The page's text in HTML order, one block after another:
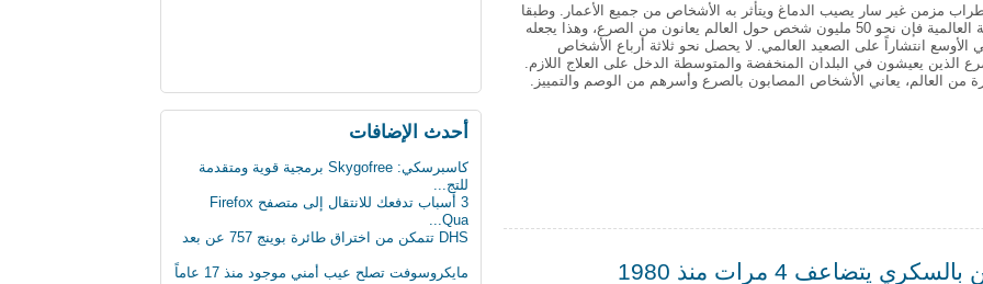
مزمن غير سار يصيب الدماغ ويتأثر به الأشخاص من جميع الأعمار. وطبقا
لمنظمة الصحة العالمية فإن نحو 50 مليون شخص حول العالم يعانون من الصرع، وهذا يجعله
انتشاراً على الصعيد العالمي. لا يحصل نحو ثلاثة أرباع الأشخاص
الذين يعيشون في البلدان المنخفضة والمتوسطة الدخل على العلاج اللازم.
من العالم، يعاني الأشخاص المصابون بالصرع وأسرهم من الوصم والتمييز.
يتضاعف 4 مرات منذ 1980
أحدث اﻹضافات
3 أسباب تدفعك للانتقال إلى متصفح Firefox
Qua...
DHS تتمكن من اختراق طائرة بوينج 757 عن بعد
مايكروسوفت تصلح عيب أمني موجود منذ 17 عاماً
نصائح تكنولوجية 6 حيل ونصائح قد لا تعرفها عن...